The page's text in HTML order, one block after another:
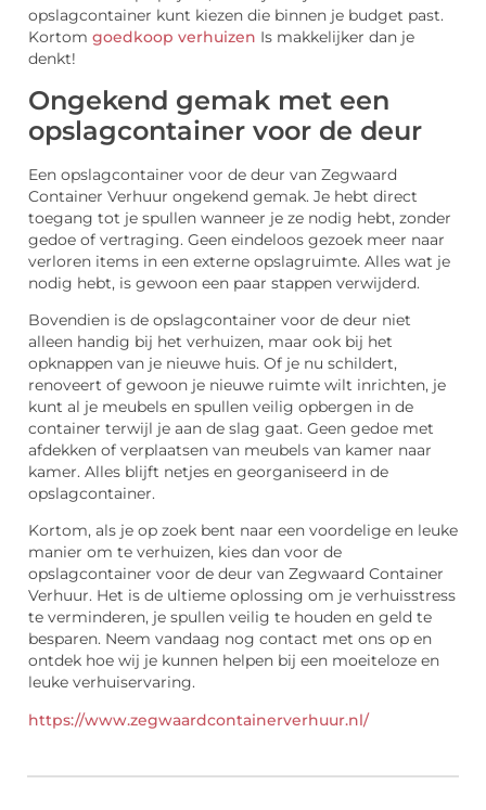
opslagcontainer kunt kiezen die binnen je budget past.
Kortom goedkoop verhuizen Is makkelijker dan je
denkt!
Ongekend gemak met een
opslagcontainer voor de deur
Een opslagcontainer voor de deur van Zegwaard
Container Verhuur ongekend gemak. Je hebt direct
toegang tot je spullen wanneer je ze nodig hebt, zonder
gedoe of vertraging. Geen eindeloos gezoek meer naar
verloren items in een externe opslagruimte. Alles wat je
nodig hebt, is gewoon een paar stappen verwijderd.
Bovendien is de opslagcontainer voor de deur niet
alleen handig bij het verhuizen, maar ook bij het
opknappen van je nieuwe huis. Of je nu schildert,
renoveert of gewoon je nieuwe ruimte wilt inrichten, je
kunt al je meubels en spullen veilig opbergen in de
container terwijl je aan de slag gaat. Geen gedoe met
afdekken of verplaatsen van meubels van kamer naar
kamer. Alles blijft netjes en georganiseerd in de
opslagcontainer.
Kortom, als je op zoek bent naar een voordelige en leuke
manier om te verhuizen, kies dan voor de
opslagcontainer voor de deur van Zegwaard Container
Verhuur. Het is de ultieme oplossing om je verhuisstress
te verminderen, je spullen veilig te houden en geld te
besparen. Neem vandaag nog contact met ons op en
ontdek hoe wij je kunnen helpen bij een moeiteloze en
leuke verhuiservaring.
https://www.zegwaardcontainerverhuur.nl/